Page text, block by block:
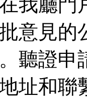
意見的
聽證申
址和